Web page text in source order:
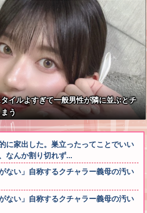
イルよすぎて一般男性が隣に並ぶとチ
う
に家出した。巣立ったってことでいい
なんか割り切れず...
ない」自称するクチャラー義母の汚い
ない」自称するクチャラー義母の汚い